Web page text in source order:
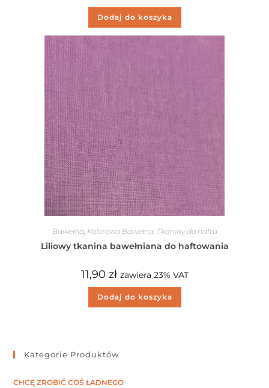
Dodaj do koszyka
Bawełna, Kolorowa Bawełna, Tkaniny do haftu
Liliowy tkanina bawełniana do haftowania
11,90 zł zawiera 23% VAT
Dodaj do koszyka
Kategorie Produktów
CHCĘ ZROBIĆ COŚ ŁADNEGO